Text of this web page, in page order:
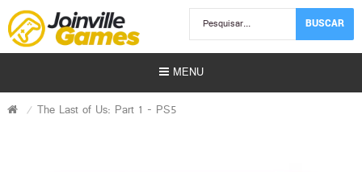
BUSCAR
MENU
The Last of Us: Part 1 - PS5